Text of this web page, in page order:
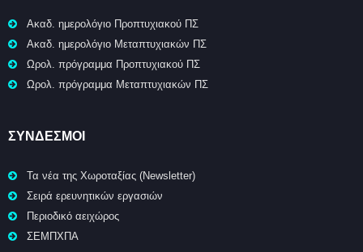
Ακαδ. ημερολόγιο Προπτυχιακού ΠΣ
Ακαδ. ημερολόγιο Μεταπτυχιακών ΠΣ
Ωρολ. πρόγραμμα Προπτυχιακού ΠΣ
Ωρολ. πρόγραμμα Μεταπτυχιακών ΠΣ
ΣΥΝΔΕΣΜΟΙ
Τα νέα της Χωροταξίας (Newsletter)
Σειρά ερευνητικών εργασιών
Περιοδικό αειχώρος
ΣΕΜΠΧΠΑ